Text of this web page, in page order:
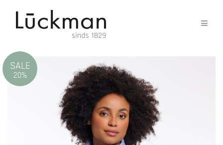
SALE
20%